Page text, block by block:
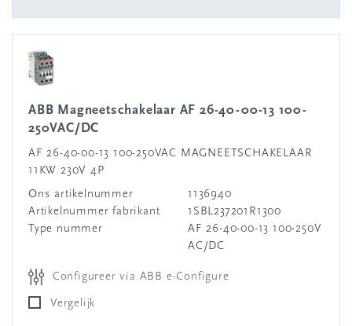
ABB Magneetschakelaar AF 26-40-00-13 100-
250VAC/DC
AF 26-40-00-13 100-250VAC MAGNEETSCHAKELAAR
11KW 230V 4P
Ons artikelnummer
1136940
Artikelnummer fabrikant
1SBL237201R1300
Type nummer
AF 26-40-00-13 100-250V
AC/DC
Configureer via ABB e-Configure
Vergelijk